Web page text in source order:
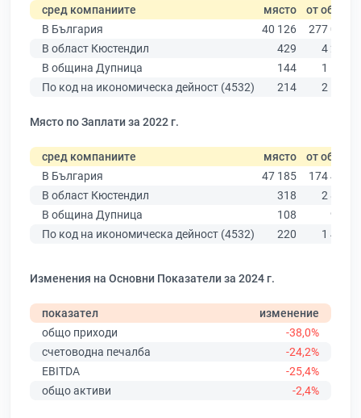
сред компаниите място от общо
В България
40 126
277 019
В област Кюстендил
429
4 269
В община Дупница
144
1 517
По код на икономическа дейност (4532)
214 2 142
Място по Заплати за 2022 г.
сред компаниите място от общо
В България
47 185
174 403
В област Кюстендил
318
2 876
В община Дупница
108
974
По код на икономическа дейност (4532)
220 1 430
Изменения на Основни Показатели за 2024 г.
показател
изменение
общо приходи
-38,0%
счетоводна печалба
-24,2%
EBITDA
-25,4%
общо активи
-2,4%